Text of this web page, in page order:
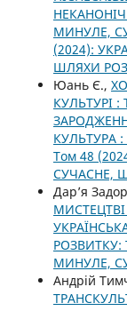
МИНУЛЕ,
(2024):
ШЛЯХИ
Юань Є.,
КУЛЬТУРІ :
КУЛЬТУРА
Том 48
СУЧАСНЕ,
Дарʼя
РОЗВИТКУ:
МИНУЛЕ,
Андрій